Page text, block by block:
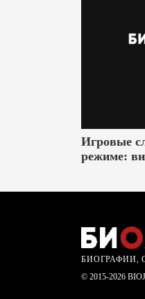
Игровые
режиме:
БИОГРАФИИ,
© 2015-2026